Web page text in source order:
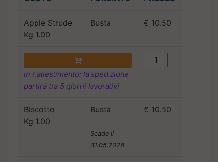
Apple Strudel
Kg 1.00
Busta € 10.50
in riallestimento: la spedizione
partirà tra 5 giorni lavorativi
Biscotto
Kg 1.00
Busta
Scade il
31.05.2028
€ 10.50